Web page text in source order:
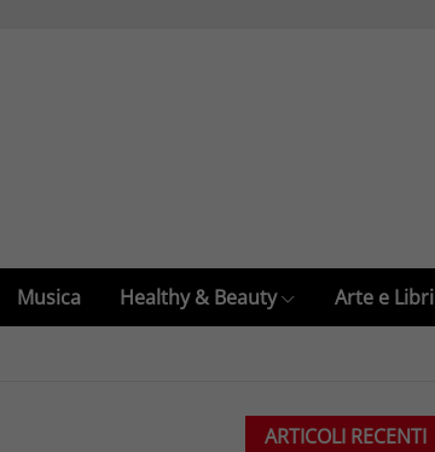
Musica Healthy & Beauty Arte e Libri
ARTICOLI RECENTI